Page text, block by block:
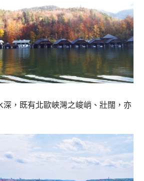
，既有北歐峽灣之峻峭、壯闊，亦